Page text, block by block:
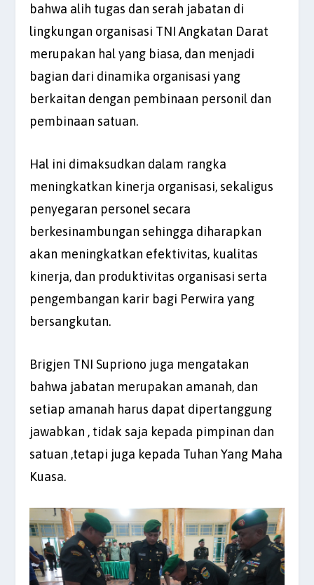
bahwa alih tugas dan serah jabatan di
lingkungan organisasi TNI Angkatan Darat
merupakan hal yang biasa, dan menjadi
bagian dari dinamika organisasi yang
berkaitan dengan pembinaan personil dan
pembinaan satuan.
Hal ini dimaksudkan dalam rangka
meningkatkan kinerja organisasi, sekaligus
penyegaran personel secara
berkesinambungan sehingga diharapkan
akan meningkatkan efektivitas, kualitas
kinerja, dan produktivitas organisasi serta
pengembangan karir bagi Perwira yang
bersangkutan.
Brigjen TNI Supriono juga mengatakan
bahwa jabatan merupakan amanah, dan
setiap amanah harus dapat dipertanggung
jawabkan , tidak saja kepada pimpinan dan
satuan ,tetapi juga kepada Tuhan Yang Maha
Kuasa.